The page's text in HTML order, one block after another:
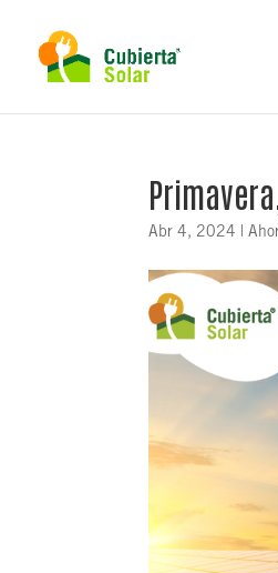
Abr 4, 2024 |